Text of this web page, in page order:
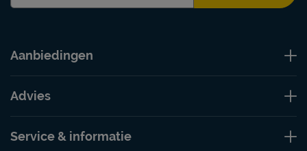
Aanbiedingen
Advies
Service & informatie